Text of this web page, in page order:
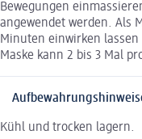
Bewegungen
angewendet werden. Als
Minuten einwirken
Maske kann 2 bis 3 Mal
Kühl und trocken lagern.